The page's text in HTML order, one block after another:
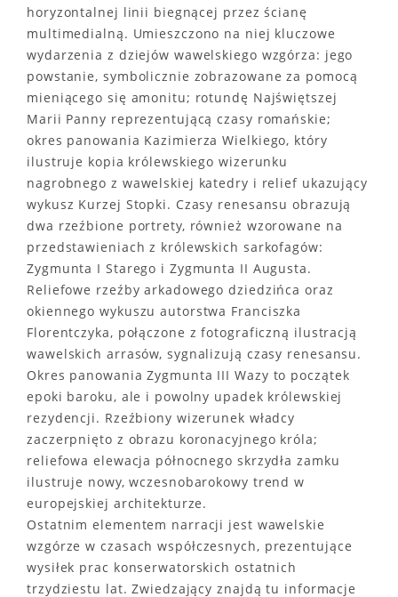
horyzontalnej linii biegnącej przez ścianę
multimedialną. Umieszczono na niej kluczowe
wydarzenia z dziejów wawelskiego wzgórza: jego
powstanie, symbolicznie zobrazowane za pomocą
mieniącego się amonitu; rotundę Najświętszej
Marii Panny reprezentującą czasy romańskie;
okres panowania Kazimierza Wielkiego, który
ilustruje kopia królewskiego wizerunku
nagrobnego z wawelskiej katedry i relief ukazujący
wykusz Kurzej Stopki. Czasy renesansu obrazują
dwa rzeźbione portrety, również wzorowane na
przedstawieniach z królewskich sarkofagów:
Zygmunta I Starego i Zygmunta II Augusta.
Reliefowe rzeźby arkadowego dziedzińca oraz
okiennego wykuszu autorstwa Franciszka
Florentczyka, połączone z fotograficzną ilustracją
wawelskich arrasów, sygnalizują czasy renesansu.
Okres panowania Zygmunta III Wazy to początek
epoki baroku, ale i powolny upadek królewskiej
rezydencji. Rzeźbiony wizerunek władcy
zaczerpnięto z obrazu koronacyjnego króla;
reliefowa elewacja północnego skrzydła zamku
ilustruje nowy, wczesnobarokowy trend w
europejskiej architekturze.
Ostatnim elementem narracji jest wawelskie
wzgórze w czasach współczesnych, prezentujące
wysiłek prac konserwatorskich ostatnich
trzydziestu lat. Zwiedzający znajdą tu informacje